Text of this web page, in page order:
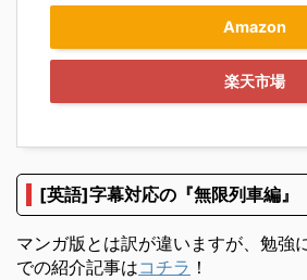
Amazon
楽天市場
[英語]字幕対応の『無限列車編』
マンガ版とは訳が違いますが、勉強
での紹介記事はコチラ ！